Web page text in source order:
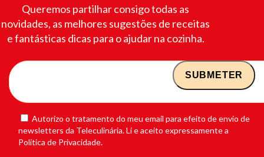
Queremos partilhar consigo todas as
novidades, as melhores sugestões de receitas
e fantásticas dicas para o ajudar na cozinha.
Autorizo o tratamento do meu email para efeito de envio de
newsletters da Teleculinária. Li e aceito expressamente a
Política de Privacidade.